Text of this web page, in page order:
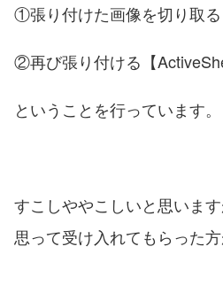
①張り付けた画像を切り取る
②再び張り付ける【
ということを行っています。
すこしややこしいと思いま
思って受け入れてもらった方